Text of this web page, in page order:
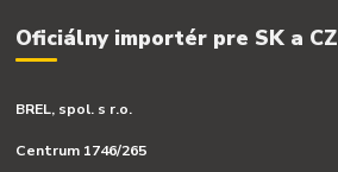
Oficiálny importér pre SK a CZ
BREL, spol. s r.o.
Centrum 1746/265